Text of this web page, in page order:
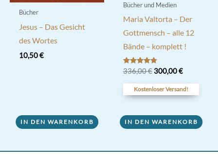
Bücher
Jesus – Das Gesicht
des Wortes
10,50€
IN DEN WARENKORB
Bücher und Medien
Maria Valtorta – Der
Gottmensch – alle 12
Bände – komplett !
Bewertet
4.80
von 5
336,00€ Ursprünglicher
war:
336,00 €
300,00€Aktueller
ist:
300,00 €.
Kostenloser Versand!
IN DEN WARENKORB